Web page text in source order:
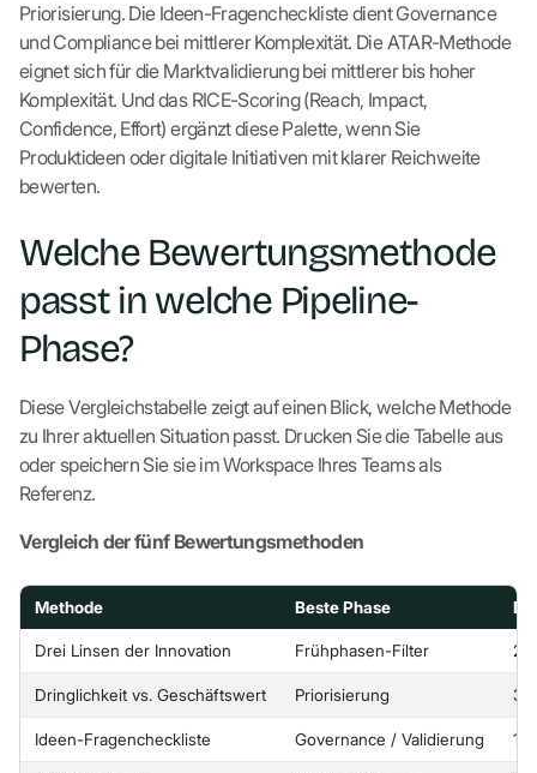
Priorisierung. Die Ideen-Fragencheckliste dient Governance
und Compliance bei mittlerer Komplexität. Die ATAR-Methode
eignet sich für die Marktvalidierung bei mittlerer bis hoher
Komplexität. Und das RICE-Scoring (Reach, Impact,
Confidence, Effort) ergänzt diese Palette, wenn Sie
Produktideen oder digitale Initiativen mit klarer Reichweite
bewerten.
Welche Bewertungsmethode
passt in welche Pipeline-
Phase?
Diese Vergleichstabelle zeigt auf einen Blick, welche Methode
zu Ihrer aktuellen Situation passt. Drucken Sie die Tabelle aus
oder speichern Sie sie im Workspace Ihres Teams als
Referenz.
Vergleich der fünf Bewertungsmethoden
Methode Beste Phase
Drei Linsen der Innovation Frühphasen-Filter 2-
Dringlichkeit vs. Geschäftswert Priorisierung 3-
Ideen-Fragencheckliste Governance / Validierung